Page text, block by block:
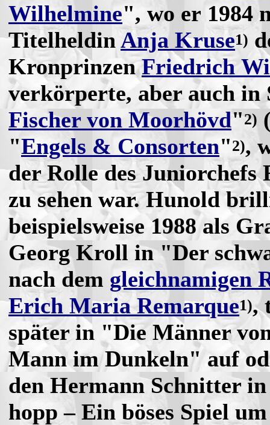
Wilhelmine", wo er 1984
TitelheldinAnja Kruse1)
KronprinzenFriedrich
verkörperte, aber auch in
Fischer von Moorhövd"2)
"Engels & Consorten"2),
der Rolle des
zu sehen war. Hunold
beispielsweise 1988 als
Georg Kroll in "Der
nach dem gleichnamigen
Erich Maria Remarque1),
später in "Die Männer
Mann im Dunkeln" auf
den Hermann Schnitter
hopp – Ein böses Spiel